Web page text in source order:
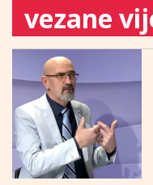
vezane